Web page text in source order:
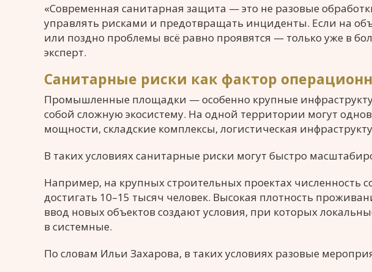
«Современная санитарная защита — это не разовые
управлять рисками и предотвращать инциденты. Если на
или поздно проблемы всё равно проявятся — только уже в
эксперт.
Санитарные риски как фактор
Промышленные площадки — особенно крупные
собой сложную экосистему. На одной территории могут
мощности, складские комплексы, логистическая
В таких условиях санитарные риски могут быстро
Например, на крупных строительных проектах численность
достигать 10–15 тысяч человек. Высокая плотность
ввод новых объектов создают условия, при которых
в системные.
По словам Ильи Захарова, в таких условиях разовые